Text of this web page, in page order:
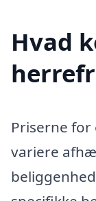
Hvad
Priserne
variere